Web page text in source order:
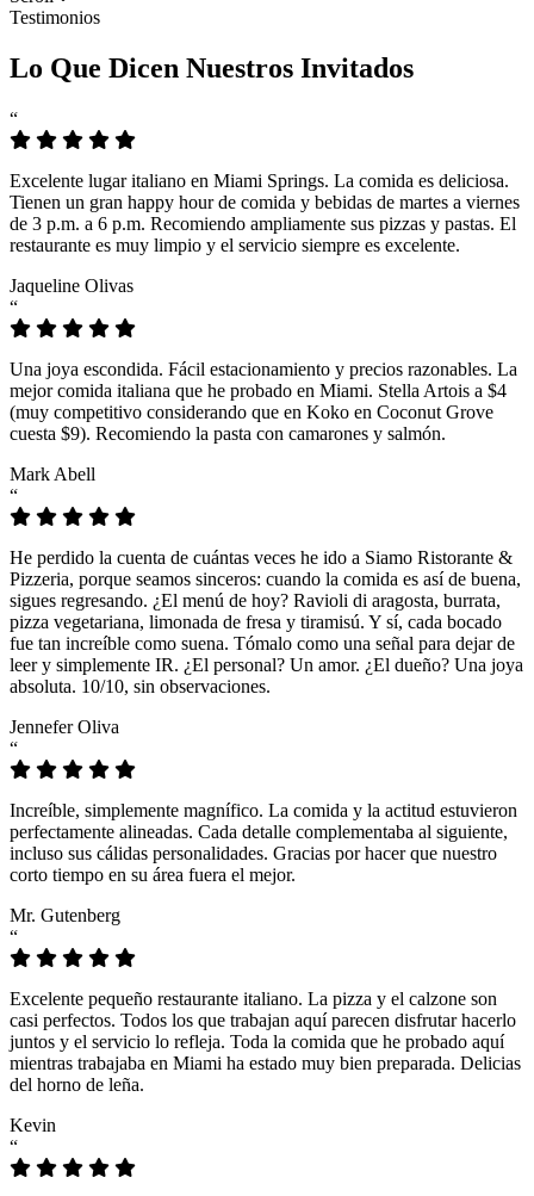
Testimonios
Lo Que Dicen Nuestros Invitados
“
Excelente lugar italiano en Miami Springs. La comida es deliciosa.
Tienen un gran happy hour de comida y bebidas de martes a viernes
de 3 p.m. a 6 p.m. Recomiendo ampliamente sus pizzas y pastas. El
restaurante es muy limpio y el servicio siempre es excelente.
Jaqueline Olivas
“
Una joya escondida. Fácil estacionamiento y precios razonables. La
mejor comida italiana que he probado en Miami. Stella Artois a $4
(muy competitivo considerando que en Koko en Coconut Grove
cuesta $9). Recomiendo la pasta con camarones y salmón.
Mark Abell
“
He perdido la cuenta de cuántas veces he ido a Siamo Ristorante &
Pizzeria, porque seamos sinceros: cuando la comida es así de buena,
sigues regresando. ¿El menú de hoy? Ravioli di aragosta, burrata,
pizza vegetariana, limonada de fresa y tiramisú. Y sí, cada bocado
fue tan increíble como suena. Tómalo como una señal para dejar de
leer y simplemente IR. ¿El personal? Un amor. ¿El dueño? Una joya
absoluta. 10/10, sin observaciones.
Jennefer Oliva
“
Increíble, simplemente magnífico. La comida y la actitud estuvieron
perfectamente alineadas. Cada detalle complementaba al siguiente,
incluso sus cálidas personalidades. Gracias por hacer que nuestro
corto tiempo en su área fuera el mejor.
Mr. Gutenberg
“
Excelente pequeño restaurante italiano. La pizza y el calzone son
casi perfectos. Todos los que trabajan aquí parecen disfrutar hacerlo
juntos y el servicio lo refleja. Toda la comida que he probado aquí
mientras trabajaba en Miami ha estado muy bien preparada. Delicias
del horno de leña.
Kevin
“